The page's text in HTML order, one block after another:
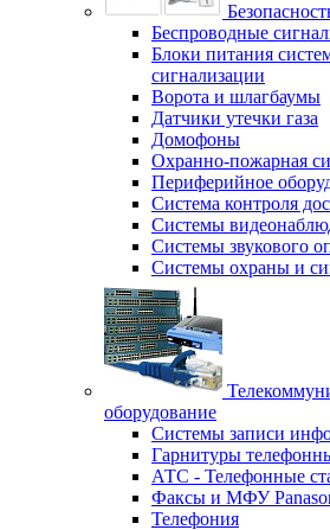
Беспроводные
Блоки питания
сигнализации
Ворота и шлагбаумы
Датчики утечки газа
Домофоны
Охранно-пожарная
Периферийное
Система контроля
Системы
Системы звукового
Системы охраны и
оборудование
Системы записи
Гарнитуры
АТС - Телефонные
Факсы и МФУ
Телефония